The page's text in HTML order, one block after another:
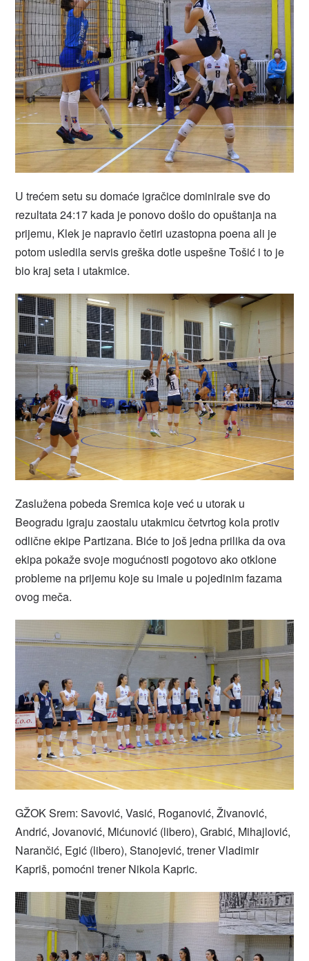
U trećem setu su domaće igračice dominirale sve do
rezultata 24:17 kada je ponovo došlo do opuštanja na
prijemu, Klek je napravio četiri uzastopna poena ali je
potom usledila servis greška dotle uspešne Tošić i to je
bio kraj seta i utakmice.
Zaslužena pobeda Sremica koje već u utorak u
Beogradu igraju zaostalu utakmicu četvrtog kola protiv
odlične ekipe Partizana. Biće to još jedna prilika da ova
ekipa pokaže svoje mogućnosti pogotovo ako otklone
probleme na prijemu koje su imale u pojedinim fazama
ovog meča.
GŽOK Srem: Savović, Vasić, Roganović, Živanović,
Andrić, Jovanović, Mićunović (libero), Grabić, Mihajlović,
Narančić, Egić (libero), Stanojević, trener Vladimir
Kapriš, pomoćni trener Nikola Kapric.